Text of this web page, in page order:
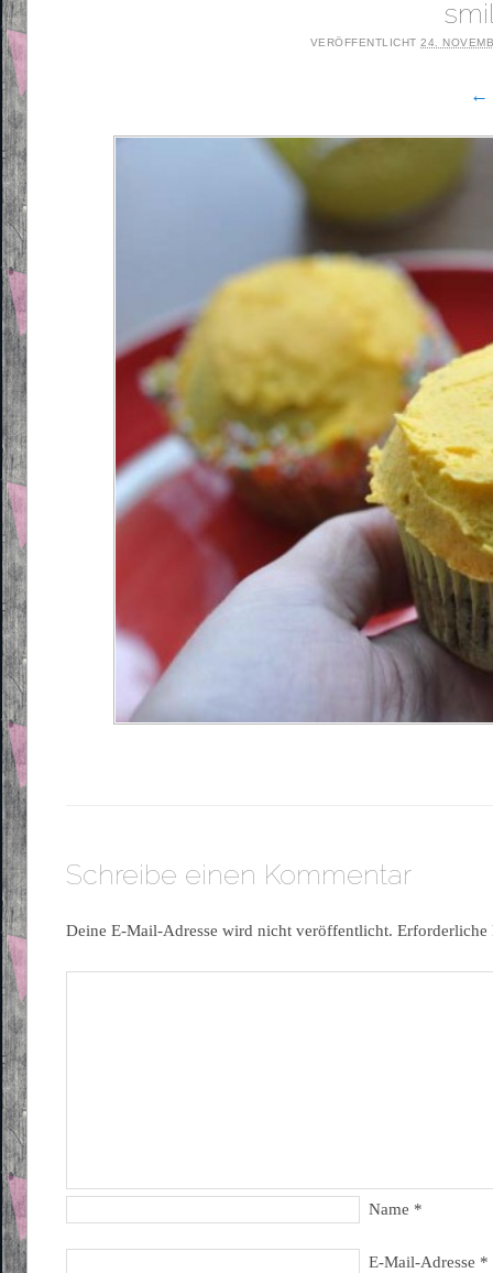
VERÖFFENTLICHT24.
←
Schreibe einen Kommentar
Deine E-Mail-Adresse wird nicht veröffentlicht.
Name *
E-Mail-Adresse *